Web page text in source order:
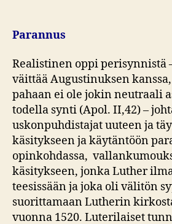
Parannus
Realistinen oppi perisynnistä
väittää Augustinuksen
pahaan ei ole jokin neutraali
todella synti (Apol. II,42) –
uskonpuhdistajat uuteen ja
käsitykseen ja käytäntöön
opinkohdassa,
käsitykseen, jonka Luther
teesissään ja joka oli välitön
suorittamaan Lutherin
vuonna 1520. Luterilaiset